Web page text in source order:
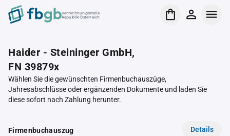
Verrechnungsstelle
Republik Österreich
Haider - Steininger GmbH,
FN 39879x
Wählen Sie die gewünschten Firmenbuchauszüge,
Jahresabschlüsse oder ergänzenden Dokumente und laden Sie
diese sofort nach Zahlung herunter.
Firmenbuchauszug Details